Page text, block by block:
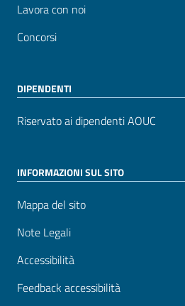
Lavora con noi
Concorsi
DIPENDENTI
Riservato ai dipendenti AOUC
INFORMAZIONI SUL SITO
Mappa del sito
Note Legali
Accessibilità
Feedback accessibilità